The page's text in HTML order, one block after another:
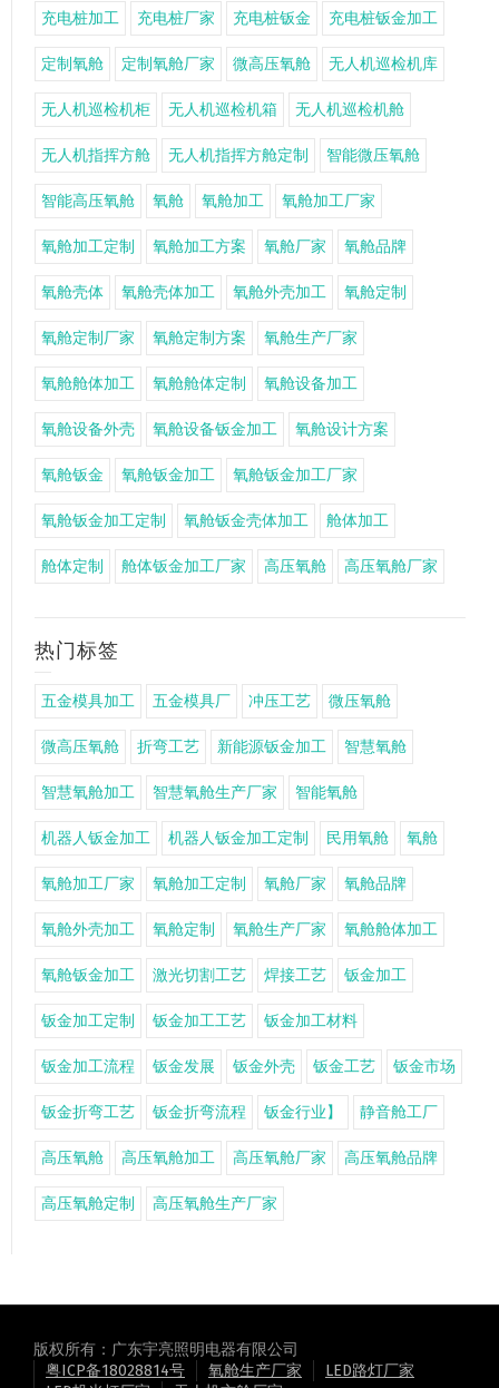
充电桩加工 充电桩厂家 充电桩钣金 充电桩钣金加工
定制氧舱 定制氧舱厂家 微高压氧舱 无人机巡检机库
无人机巡检机柜 无人机巡检机箱 无人机巡检机舱
无人机指挥方舱 无人机指挥方舱定制 智能微压氧舱
智能高压氧舱 氧舱 氧舱加工 氧舱加工厂家
氧舱加工定制 氧舱加工方案 氧舱厂家 氧舱品牌
氧舱壳体 氧舱壳体加工 氧舱外壳加工 氧舱定制
氧舱定制厂家 氧舱定制方案 氧舱生产厂家
氧舱舱体加工 氧舱舱体定制 氧舱设备加工
氧舱设备外壳 氧舱设备钣金加工 氧舱设计方案
氧舱钣金 氧舱钣金加工 氧舱钣金加工厂家
氧舱钣金加工定制 氧舱钣金壳体加工 舱体加工
舱体定制 舱体钣金加工厂家 高压氧舱 高压氧舱厂家
热门标签
五金模具加工 五金模具厂 冲压工艺 微压氧舱
微高压氧舱 折弯工艺 新能源钣金加工 智慧氧舱
智慧氧舱加工 智慧氧舱生产厂家 智能氧舱
机器人钣金加工 机器人钣金加工定制 民用氧舱 氧舱
氧舱加工厂家 氧舱加工定制 氧舱厂家 氧舱品牌
氧舱外壳加工 氧舱定制 氧舱生产厂家 氧舱舱体加工
氧舱钣金加工 激光切割工艺 焊接工艺 钣金加工
钣金加工定制 钣金加工工艺 钣金加工材料
钣金加工流程 钣金发展 钣金外壳 钣金工艺 钣金市场
钣金折弯工艺 钣金折弯流程 钣金行业】 静音舱工厂
高压氧舱 高压氧舱加工 高压氧舱厂家 高压氧舱品牌
高压氧舱定制 高压氧舱生产厂家
版权所有：广东宇亮照明电器有限公司
粤ICP备18028814号
氧舱生产厂家
LED路灯厂家